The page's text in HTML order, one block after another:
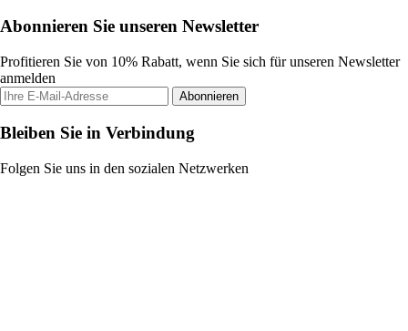
Abonnieren Sie unseren Newsletter
Profitieren Sie von 10% Rabatt, wenn Sie sich für unseren Newsletter
anmelden
Abonnieren
Bleiben Sie in Verbindung
Folgen Sie uns in den sozialen Netzwerken